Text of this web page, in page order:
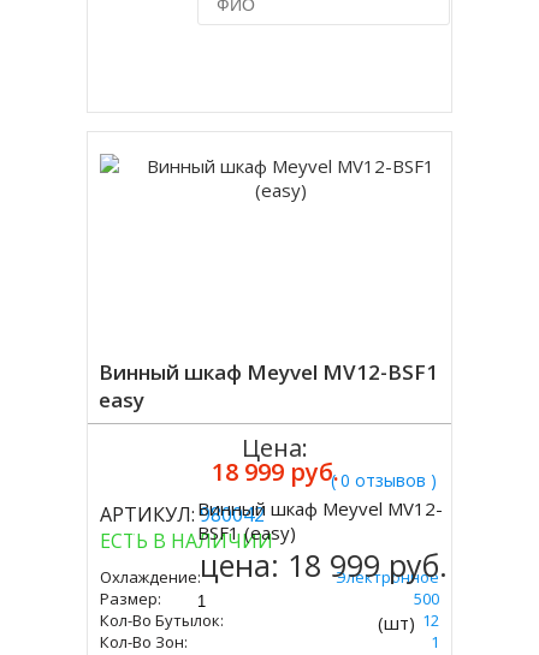
Винный шкаф Meyvel MV12-BSF1
easy
( 0 отзывов )
АРТИКУЛ:980042
ЕСТЬ В НАЛИЧИИ
Охлаждение:
Электронное
Размер:
475 Х 340 Х 500
Кол-Во Бутылок:
12
Кол-Во Зон:
1
Цена:
18 999 руб.
Купить
Винный шкаф Meyvel MV12-
BSF1 (easy)
цена: 18 999 руб.
(шт)